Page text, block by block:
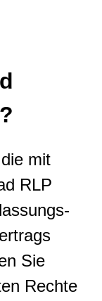
mit
RLP
Sie
Rechte